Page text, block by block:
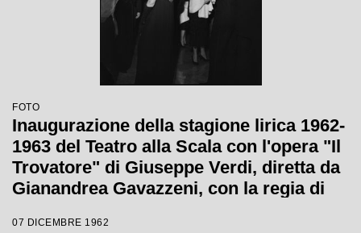
FOTO
Inaugurazione della stagione lirica 1962-
1963 del Teatro alla Scala con l'opera "Il
Trovatore" di Giuseppe Verdi, diretta da
Gianandrea Gavazzeni, con la regia di
07 DICEMBRE 1962